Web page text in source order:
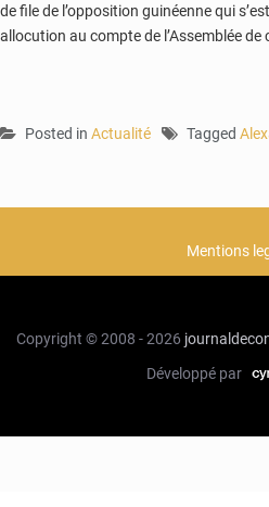
de file de l’opposition guinéenne qui
allocution au compte de l’Assemblée de
Posted in Actualité Tagged
Mentions
Copyright © 2008 - 2026
Développé par